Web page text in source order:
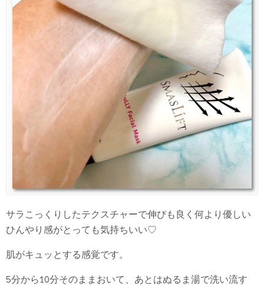
サラこっくりしたテクスチャーで伸びも良く何より優しい
ひんやり感がとっても気持ちいい♡
肌がキュッとする感覚です。
5分から10分そのままおいて、あとはぬるま湯で洗い流す